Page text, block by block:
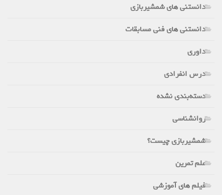
دانستنی های شمشیربازی
دانستنی های فنی مسابقات
داوری
درس انفرادی
دسته‌بندی نشده
روانشناسی
شمشیربازی چیست؟
علم تمرین
فیلم های آموزشی